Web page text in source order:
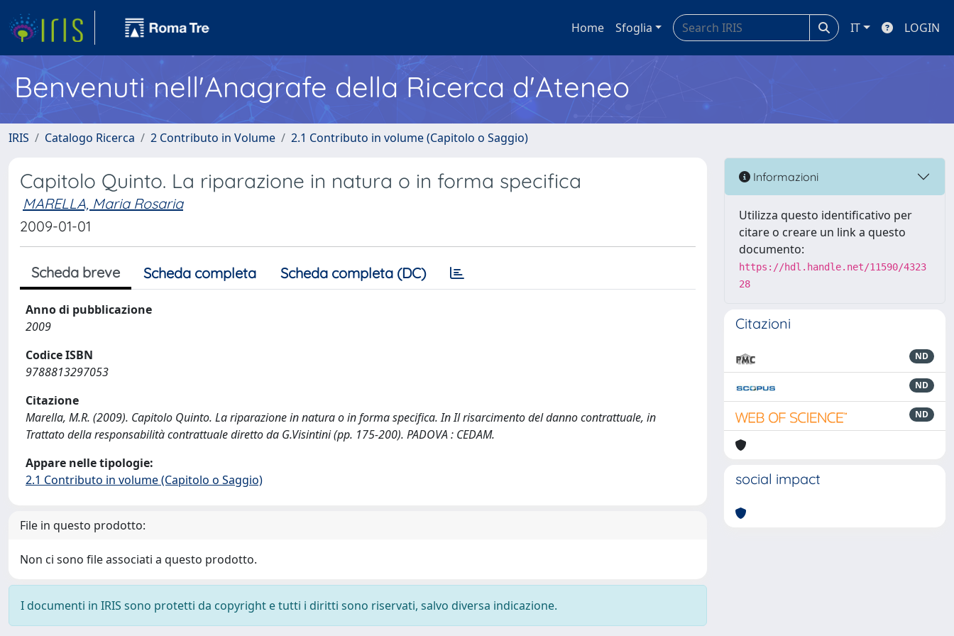
Home Sfoglia IT LOGIN
Benvenuti nell'Anagrafe della Ricerca d'Ateneo
IRIS Catalogo Ricerca 2 Contributo in Volume 2.1 Contributo in volume (Capitolo o Saggio)
Capitolo Quinto. La riparazione in natura o in forma specifica
MARELLA, Maria Rosaria
2009-01-01
Scheda breve Scheda completa Scheda completa (DC)
Anno di pubblicazione
2009
Codice ISBN
9788813297053
Citazione
Marella, M.R. (2009). Capitolo Quinto. La riparazione in natura o in forma specifica. In Il risarcimento del danno contrattuale, in
Trattato della responsabilità contrattuale diretto da G.Visintini (pp. 175-200). PADOVA : CEDAM.
Appare nelle tipologie:
2.1 Contributo in volume (Capitolo o Saggio)
File in questo prodotto:
Non ci sono file associati a questo prodotto.
I documenti in IRIS sono protetti da copyright e tutti i diritti sono riservati, salvo diversa indicazione.
Informazioni
Utilizza questo identificativo per
citare o creare un link a questo
documento:
https://hdl.handle.net/11590/4323
28
Citazioni
ND
ND
ND
social impact